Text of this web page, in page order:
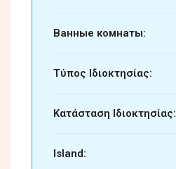
Ванные комнаты:
Τύπος Ιδιοκτησίας:
Κατάσταση Ιδιοκτησίας:
Island: